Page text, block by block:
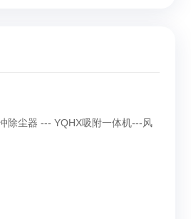
除尘器 --- YQHX吸附一体机---风